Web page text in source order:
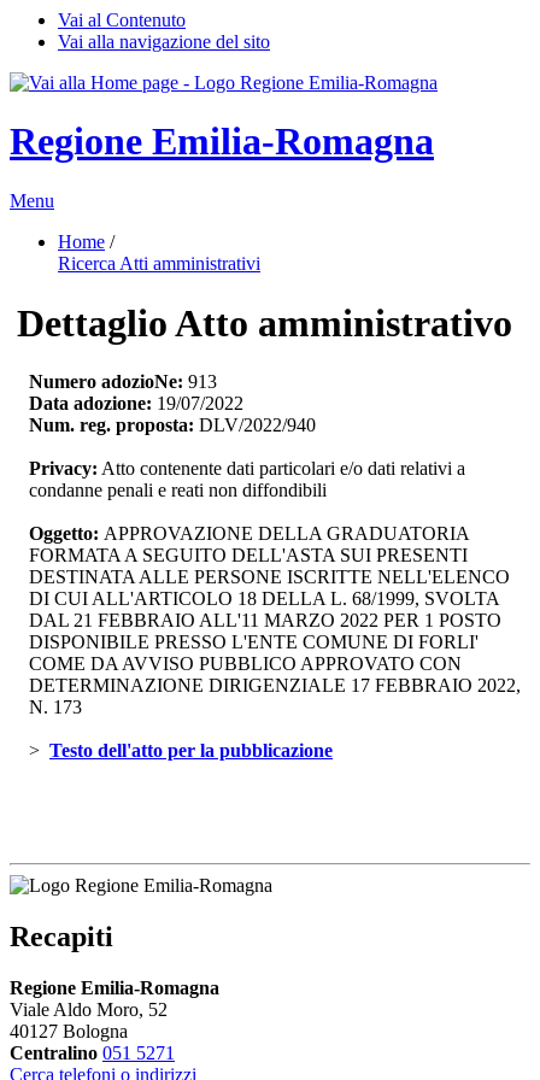
Vai al Contenuto
Vai alla navigazione del sito
Regione Emilia-Romagna
Menu
Home /
Ricerca Atti amministrativi
Dettaglio Atto amministrativo
Numero adozioNe: 913
Data adozione: 19/07/2022
Num. reg. proposta: DLV/2022/940
Privacy: Atto contenente dati particolari e/o dati relativi a
condanne penali e reati non diffondibili
Oggetto: APPROVAZIONE DELLA GRADUATORIA
FORMATA A SEGUITO DELL'ASTA SUI PRESENTI
DESTINATA ALLE PERSONE ISCRITTE NELL'ELENCO
DI CUI ALL'ARTICOLO 18 DELLA L. 68/1999, SVOLTA
DAL 21 FEBBRAIO ALL'11 MARZO 2022 PER 1 POSTO
DISPONIBILE PRESSO L'ENTE COMUNE DI FORLI'
COME DA AVVISO PUBBLICO APPROVATO CON
DETERMINAZIONE DIRIGENZIALE 17 FEBBRAIO 2022,
N. 173
> Testo dell'atto per la pubblicazione
Recapiti
Regione Emilia-Romagna
Viale Aldo Moro, 52
40127 Bologna
Centralino 051 5271
Cerca telefoni o indirizzi